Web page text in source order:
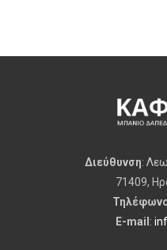
Διεύθυνση:
71409,
E-mail :